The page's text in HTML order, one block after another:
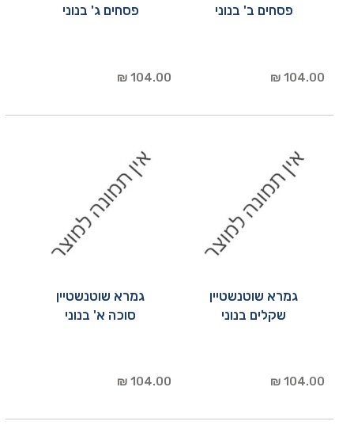
פסחים ב' בנוני
104.00 ₪
פסחים ג' בנוני
104.00 ₪
גמרא שוטנשטיין
שקלים בנוני
104.00 ₪
גמרא שוטנשטיין
סוכה א' בנוני
104.00 ₪